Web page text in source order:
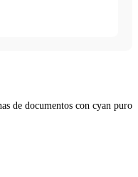
de documentos con cyan puro